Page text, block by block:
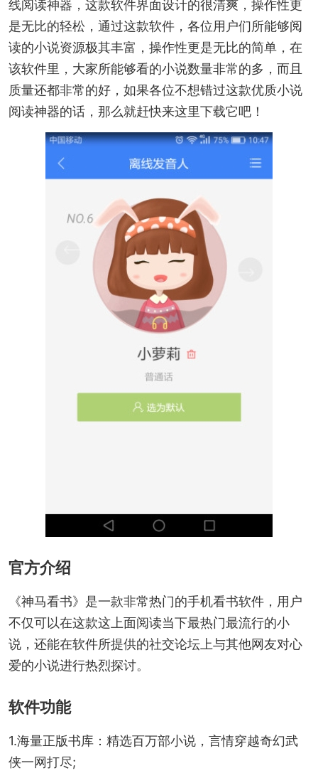
线阅读神器，这款软件界面设计的很清爽，操作性更
是无比的轻松，通过这款软件，各位用户们所能够阅
读的小说资源极其丰富，操作性更是无比的简单，在
该软件里，大家所能够看的小说数量非常的多，而且
质量还都非常的好，如果各位不想错过这款优质小说
阅读神器的话，那么就赶快来这里下载它吧！
官方介绍
《神马看书》是一款非常热门的手机看书软件，用户
不仅可以在这款这上面阅读当下最热门最流行的小
说，还能在软件所提供的社交论坛上与其他网友对心
爱的小说进行热烈探讨。
软件功能
1.海量正版书库：精选百万部小说，言情穿越奇幻武
侠一网打尽;